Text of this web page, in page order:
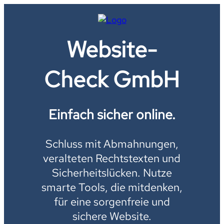
Website-
Check GmbH
Einfach sicher online.
Schluss mit Abmahnungen,
veralteten Rechtstexten und
Sicherheitslücken. Nutze
smarte Tools, die mitdenken,
für eine sorgenfreie und
sichere Website.